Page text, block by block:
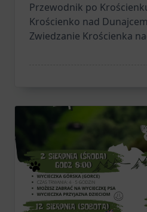
Przewodnik po
Krościenko nad
Zwiedzanie Krościenka